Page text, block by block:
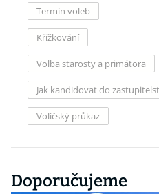
Termín voleb
Křížkování
Volba starosty a primátora
Jak kandidovat do
Voličský průkaz
Doporučujeme